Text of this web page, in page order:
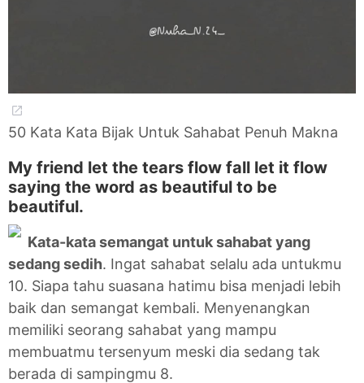
50 Kata Kata Bijak Untuk Sahabat Penuh Makna
My friend let the tears flow fall let it flow
saying the word as beautiful to be
beautiful.
Kata-kata semangat untuk sahabat yang
sedang sedih. Ingat sahabat selalu ada untukmu
10. Siapa tahu suasana hatimu bisa menjadi lebih
baik dan semangat kembali. Menyenangkan
memiliki seorang sahabat yang mampu
membuatmu tersenyum meski dia sedang tak
berada di sampingmu 8.